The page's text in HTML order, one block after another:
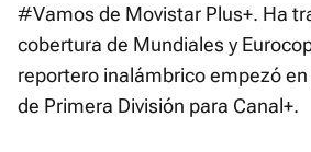
#Vamos de Movistar Plus+. Ha
cobertura de Mundiales y
reportero inalámbrico empezó
de Primera División para Canal+.